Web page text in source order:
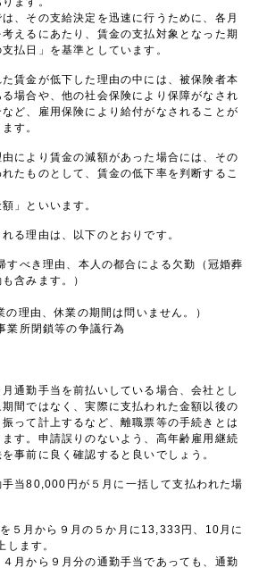
、その支給決定を迅速に行うために、各月
えるにあたり、賃金の支払対象となった期
払日」を基準としています。
賃金が低下した理由の中には、被保険者本
場合や、他の社会保険により保障がなされ
ど、雇用保険により給付がなされることが
す。
により賃金の減額があった場合には、その
たものとして、賃金の低下率を判断するこ
」といいます。
る理由は、以下のとおりです。
すべき理由、本人の都合による欠勤（冠婚葬
含みます。）
理由、休業の期間は問いません。）
業所閉鎖等の争議行為
通勤手当を前払いしている場合、会社とし
間ではなく、実際に支払われた金額以後の
って計上するなど、離職票等の手続きとは
す。申請誤りのないよう、高年齢雇用継続
事前に良く確認すると良いでしょう。
手当80,000円が５月に一括して支払われた場
月から９月の５か月に13,333円、10月に
ます。
４月から９月分の通勤手当であっても、通勤